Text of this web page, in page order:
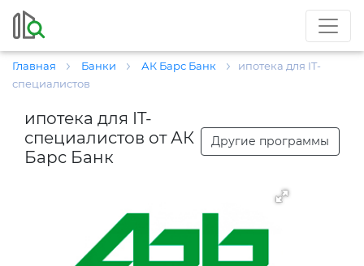
Главная Банки АК Барс Банк
ипотека для IT-
специалистов
ипотека для IT-
специалистов от АК
Барс Банк
Другие программы